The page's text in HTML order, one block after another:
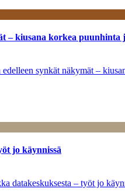
– kiusana korkea puunhinta
synkät näkymät –
jo käynnissä
datakeskuksesta – työt jo